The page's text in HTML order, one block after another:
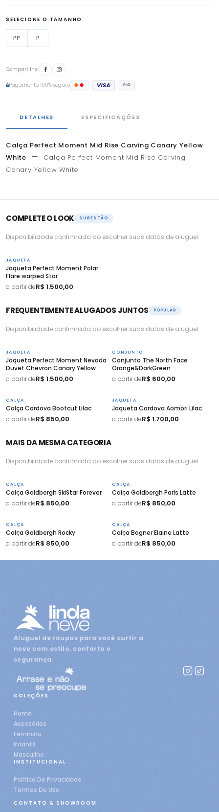
SELECIONE O TAMANHO
PP P
Compartilhe:
Pagamento 100% seguro
DETALHES ESPECIFICAÇÕES
Calça Perfect Moment Mid Rise Carving Canary Yellow
White
—
Calça Perfect Moment Mid Rise Carving
Canary Yellow White
COMPLETE O LOOK SUGESTÃO
Disponibilidade confirmada ao escolher suas datas de aluguel.
JAQUETA
Jaqueta Perfect Moment Polar
Flare warped Star
a partir deR$ 1.500,00
FREQUENTEMENTE ALUGADOS JUNTOS POPULAR
Disponibilidade confirmada ao escolher suas datas de aluguel.
JAQUETA
Jaqueta Perfect Moment Nevada
Duvet Chevron Canary Yellow
a partir deR$ 1.500,00
CONJUNTO
Conjunto The North Face
Orange&DarkGreen
a partir deR$ 600,00
CALÇA
Calça Cordova Bootcut Lilac
a partir deR$ 850,00
JAQUETA
Jaqueta Cordova Aomori Lilac
a partir deR$ 1.700,00
MAIS DA MESMA CATEGORIA
Disponibilidade confirmada ao escolher suas datas de aluguel.
CALÇA
Calça Goldbergh SkiStar Forever
a partir deR$ 850,00
CALÇA
Calça Goldbergh Paris Latte
a partir deR$ 850,00
CALÇA
Calça Goldbergh Rocky
a partir deR$ 850,00
CALÇA
Calça Bogner Elaine Latte
a partir deR$ 850,00
Aluguel de roupas para você curtir a
neve com estilo, conforto e
segurança.
COLEÇÕES
Home
Acessórios
Feminino
Infantil
Masculino
INSTITUCIONAL
Política De Privacidade
Termos De Uso
CONTATO & SHOWROOM